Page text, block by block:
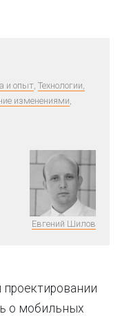
и опыт, Технологии,
изменениями,
Евгений Шилов
о мобильных